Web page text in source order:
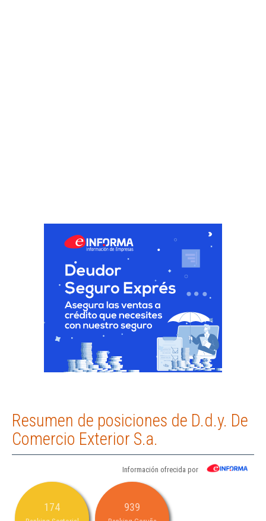
Resumen de posiciones de D.d.y. De
Comercio Exterior S.a.
Información ofrecida por
174 939